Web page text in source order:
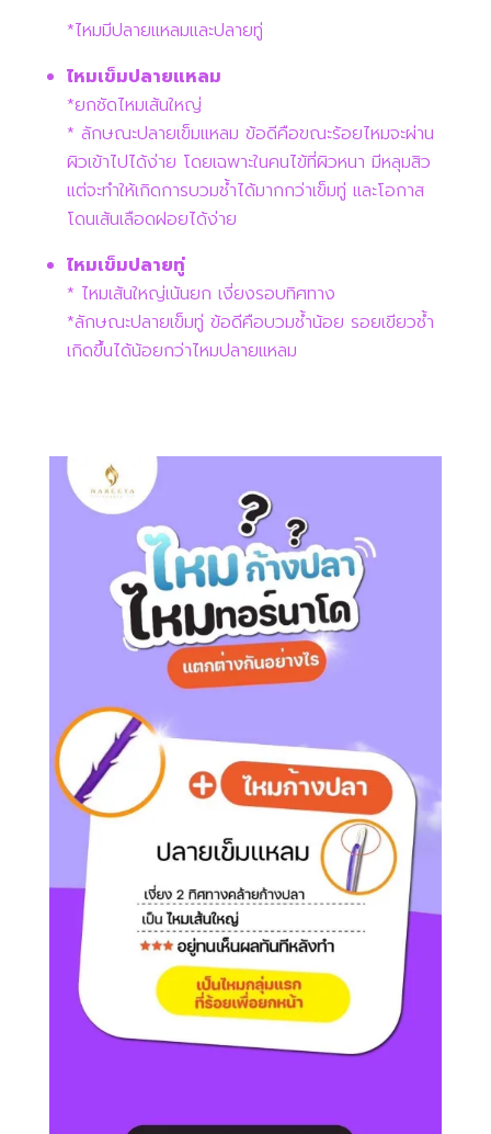
*ไหมมีปลายแหลมและปลายทู่
ไหมเข็มปลายแหลม
*ยกชัดไหมเส้นใหญ่
* ลักษณะปลายเข็มแหลม ข้อดีคือขณะร้อยไหมจะผ่าน
ผิวเข้าไปได้ง่าย โดยเฉพาะในคนไข้ที่ผิวหนา มีหลุมสิว
แต่จะทำให้เกิดการบวมช้ำได้มากกว่าเข็มทู่ และโอกาส
โดนเส้นเลือดฝอยได้ง่าย
ไหมเข็มปลายทู่
* ไหมเส้นใหญ่เน้นยก เงี่ยงรอบทิศทาง
*ลักษณะปลายเข็มทู่ ข้อดีคือบวมช้ำน้อย รอยเขียวช้ำ
เกิดขึ้นได้น้อยกว่าไหมปลายแหลม